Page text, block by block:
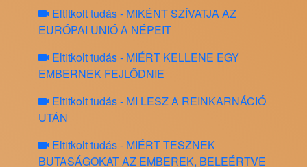
Eltitkolt tudás - MIKÉNT SZÍVATJA AZ
EURÓPAI UNIÓ A NÉPEIT
Eltitkolt tudás - MIÉRT KELLENE EGY
EMBERNEK FEJLŐDNIE
Eltitkolt tudás - MI LESZ A REINKARNÁCIÓ
UTÁN
Eltitkolt tudás - MIÉRT TESZNEK
BUTASÁGOKAT AZ EMBEREK, BELEÉRTVE